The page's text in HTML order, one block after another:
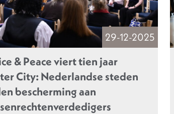
29-12-2025
& Peace viert tien jaar
City: Nederlandse steden
bescherming aan